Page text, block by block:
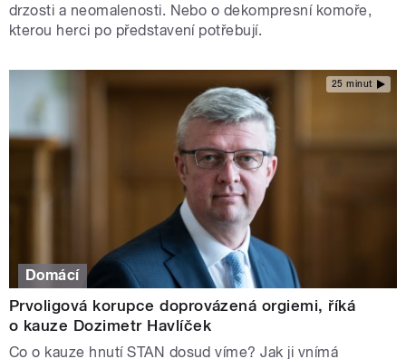
drzosti a neomalenosti. Nebo o dekompresní komoře,
kterou herci po představení potřebují.
25 minut
Domácí
Prvoligová korupce doprovázená orgiemi, říká
o kauze Dozimetr Havlíček
Co o kauze hnutí STAN dosud víme? Jak ji vnímá